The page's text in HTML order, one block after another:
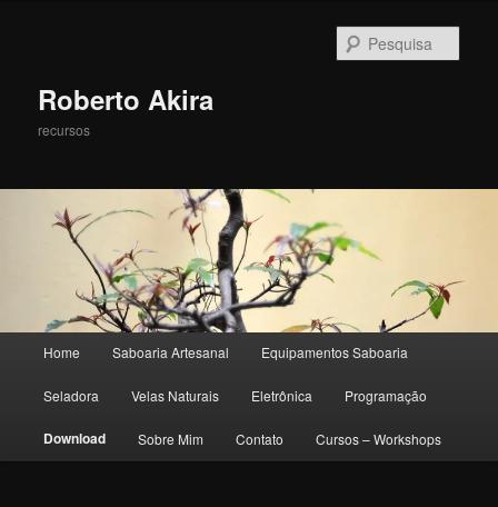
Roberto Akira
recursos
Pular para o conteúdo principal
Pular para o conteúdo secundário
Home Saboaria Artesanal Equipamentos Saboaria
Seladora Velas Naturais Eletrônica Programação
Download Sobre Mim Contato Cursos – Workshops